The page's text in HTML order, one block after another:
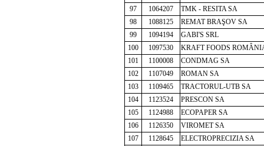
97
1064207
TMK - RESITA SA
98
1088125
REMAT BRAŞOV SA
99
1094194
GABI'S SRL
100
1097530
KRAFT FOODS
101
1100008
CONDMAG SA
102
1107049
ROMAN SA
103
1109465
TRACTORUL-UTB SA
104
1123524
PRESCON SA
105
1124988
ECOPAPER SA
106
1126350
VIROMET SA
107
1128645
ELECTROPRECIZIA SA